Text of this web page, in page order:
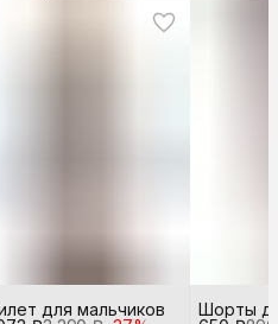
для мальчиков
Шорты